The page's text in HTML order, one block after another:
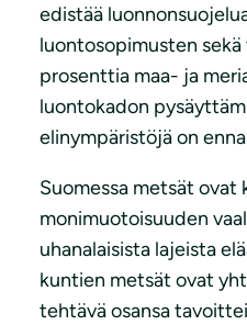
edistää
luontosopimusten
prosenttia maa- ja
luontokadon
elinympäristöjä on
Suomessa metsät ovat
monimuotoisuuden
uhanalaisista lajeista
kuntien metsät ovat
tehtävä osansa